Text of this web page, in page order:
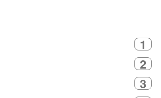
1
2
3